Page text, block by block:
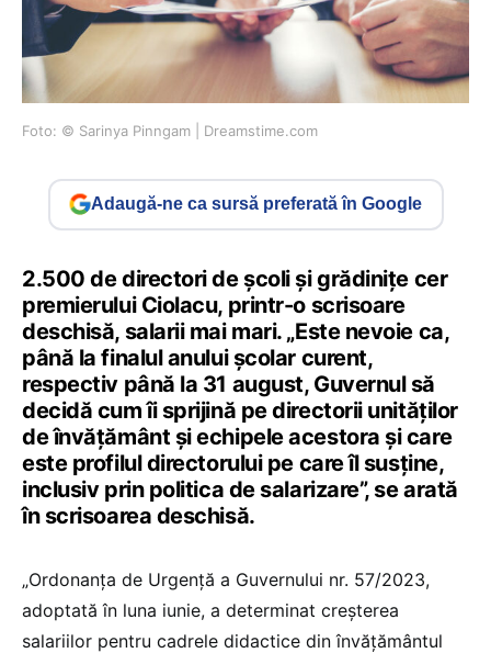
Foto: © Sarinya Pinngam | Dreamstime.com
Adaugă-ne ca sursă preferată în Google
2.500 de directori de școli și grădinițe cer
premierului Ciolacu, printr-o scrisoare
deschisă, salarii mai mari. „Este nevoie ca,
până la finalul anului școlar curent,
respectiv până la 31 august, Guvernul să
decidă cum îi sprijină pe directorii unităților
de învățământ și echipele acestora și care
este profilul directorului pe care îl susține,
inclusiv prin politica de salarizare”, se arată
în scrisoarea deschisă.
„Ordonanța de Urgență a Guvernului nr. 57/2023,
adoptată în luna iunie, a determinat creșterea
salariilor pentru cadrele didactice din învățământul